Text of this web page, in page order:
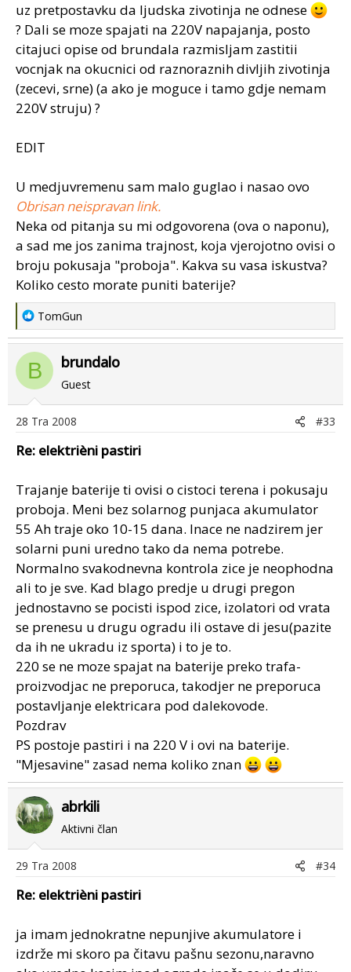
uz pretpostavku da ljudska zivotinja ne odnese
? Dali se moze spajati na 220V napajanja, posto
citajuci opise od brundala razmisljam zastitii
vocnjak na okucnici od raznoraznih divljih zivotinja
(zecevi, srne) (a ako je moguce i tamo gdje nemam
220V struju) ?
EDIT
U medjuvremenu sam malo guglao i nasao ovo
Obrisan neispravan link.
Neka od pitanja su mi odgovorena (ova o naponu),
a sad me jos zanima trajnost, koja vjerojotno ovisi o
broju pokusaja "proboja". Kakva su vasa iskustva?
Koliko cesto morate puniti baterije?
R
e
a
c
t
i
o
n
s
TomGun
B brundalo
Guest
28 Tra 2008 #33
Re: elektrièni pastiri
Trajanje baterije ti ovisi o cistoci terena i pokusaju
proboja. Meni bez solarnog punjaca akumulator
55 Ah traje oko 10-15 dana. Inace ne nadzirem jer
solarni puni uredno tako da nema potrebe.
Normalno svakodnevna kontrola zice je neophodna
ali to je sve. Kad blago predje u drugi pregon
jednostavno se pocisti ispod zice, izolatori od vrata
se prenesu u drugu ogradu ili ostave di jesu(pazite
da ih ne ukradu iz sporta) i to je to.
220 se ne moze spajat na baterije preko trafa-
proizvodjac ne preporuca, takodjer ne preporuca
postavljanje elektricara pod dalekovode.
Pozdrav
PS postoje pastiri i na 220 V i ovi na baterije.
"Mjesavine" zasad nema koliko znan
abrkili
Aktivni član
29 Tra 2008 #34
Re: elektrièni pastiri
ja imam jednokratne nepunjive akumulatore i
izdrže mi skoro pa čitavu pašnu sezonu,naravno